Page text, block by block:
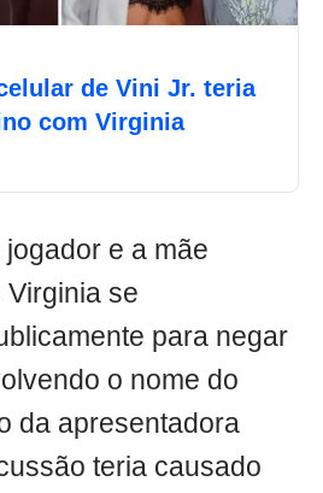
de Vini Jr. teria
com Virginia
e a mãe
se
para negar
o nome do
da apresentadora
teria causado